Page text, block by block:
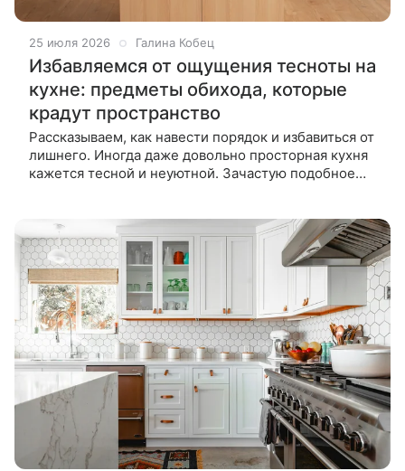
25 июля 2026 Галина Кобец
Избавляемся от ощущения тесноты на
кухне: предметы обихода, которые
крадут пространство
Рассказываем, как навести порядок и избавиться от
лишнего. Иногда даже довольно просторная кухня
кажется тесной и неуютной. Зачастую подобное